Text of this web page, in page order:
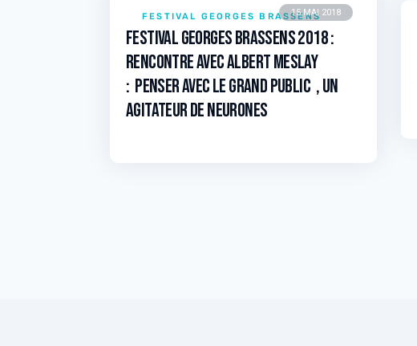
15 MAI 2018
FESTIVAL GEORGES BRASSENS
Festival Georges Brassens 2018 :
RENCONTRE avec Albert MESLAY
: penser avec le grand public , un
agitateur de neurones